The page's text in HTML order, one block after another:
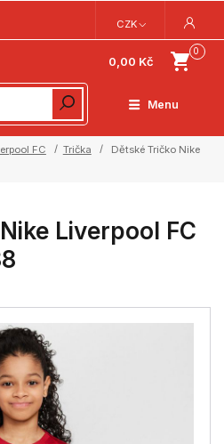
Menu
CZK
0
0,00 Kč
FC Trička
Dětské Tričko Nike
Liverpool FC